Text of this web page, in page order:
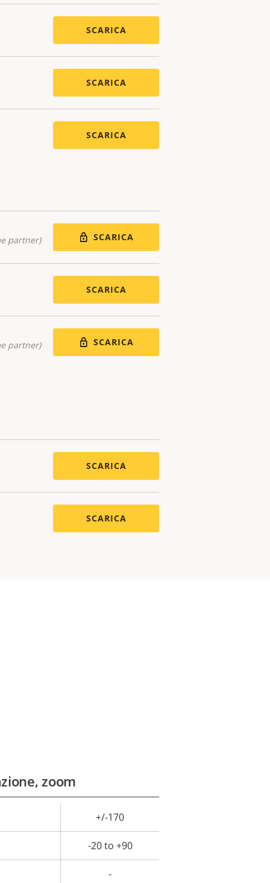
SCARICA
SCARICA
SCARICA
partner) SCARICA
SCARICA
partner) SCARICA
SCARICA
SCARICA
zoom
+/-170
-20 to +90
-